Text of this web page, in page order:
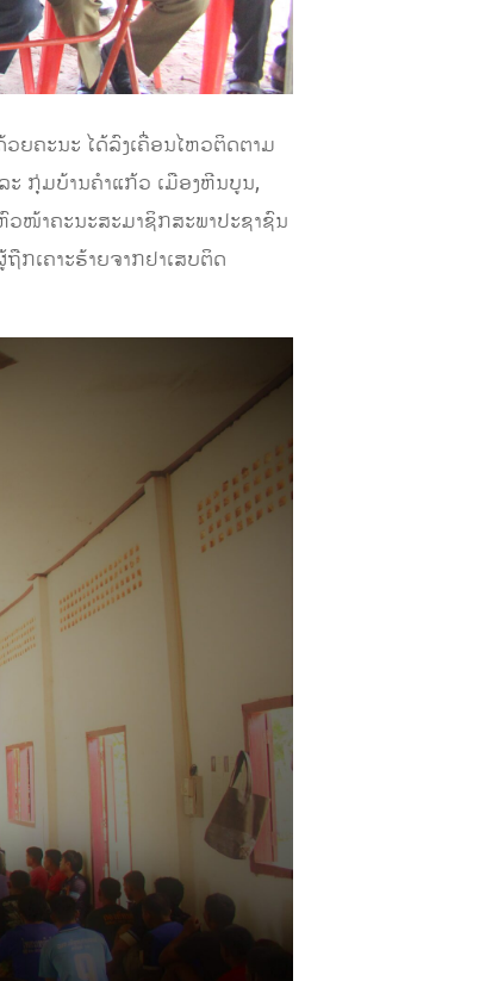
ຍຄະນະ ໄດ້ລົງເຄື່ອນໄຫວຕິດຕາມ
ກຸ່ມບ້ານຄໍາແກ້ວ ເມືອງຫີນບູນ,
ວໜ້າຄະນະສະມາຊິກສະພາປະຊາຊົນ
ກເຄາະຮ້າຍຈາກຢາເສບຕິດ